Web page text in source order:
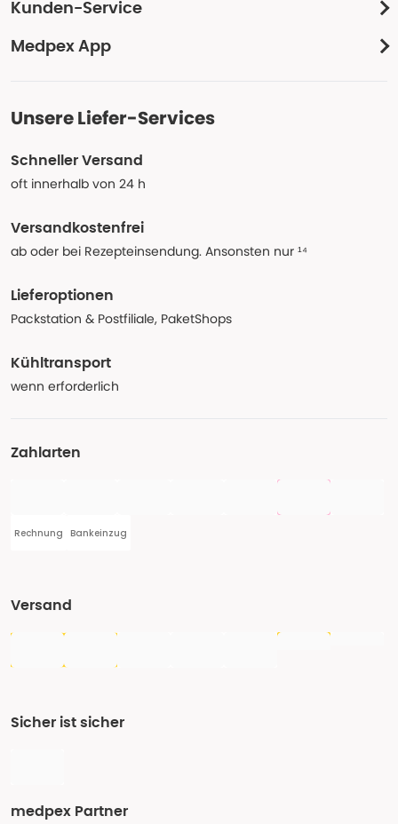
Kunden-Service
Medpex App
Unsere Liefer-Services
Schneller Versand
oft innerhalb von 24 h
Versandkostenfrei
ab oder bei Rezepteinsendung. Ansonsten nur ¹⁴
Lieferoptionen
Packstation & Postfiliale, PaketShops
Kühltransport
wenn erforderlich
Zahlarten
Rechnung Bankeinzug
Versand
Sicher ist sicher
medpex Partner